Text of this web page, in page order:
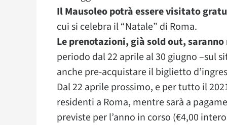
Il Mausoleo potrà essere visitato
cui si celebra il “Natale” di Roma.
Le prenotazioni, già sold out,
periodo dal 22 aprile al 30 giugno –sul
anche pre-acquistare il biglietto
Dal 22 aprile prossimo, e per tutto il
residenti a Roma, mentre sarà a
previste per l’anno in corso (€4,00